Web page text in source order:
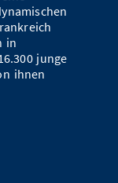
in
junge
ihnen